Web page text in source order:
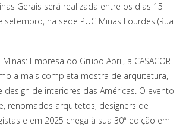
Gerais será realizada entre os dias 15
na sede PUC Minas Lourdes (Rua
Minas: Empresa do Grupo Abril, a CASACOR
a mais completa mostra de arquitetura,
design de interiores das Américas. O evento
renomados arquitetos, designers de
e em 2025 chega à sua 30ª edição em